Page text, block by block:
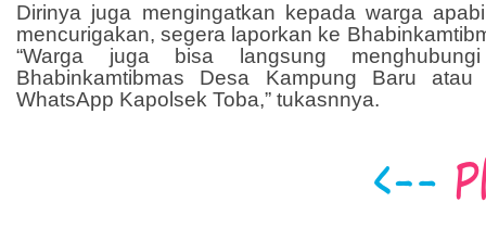
Dirinya juga mengingatkan kepada warga
mencurigakan, segera laporkan ke
“Warga juga bisa langsung
Bhabinkamtibmas Desa Kampung Baru
WhatsApp Kapolsek Toba,” tukasnnya.